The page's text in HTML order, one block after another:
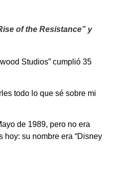
of the Resistance” y
Studios” cumplió 35
todo lo que sé sobre mi
de 1989, pero no era
hoy: su nombre era “Disney